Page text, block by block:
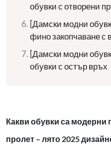
обувки с отворени
[Дамски модни
фино закопчаване с
[Дамски модни
обувки с остър връх
Какви обувки са модерни
пролет – лято 2025